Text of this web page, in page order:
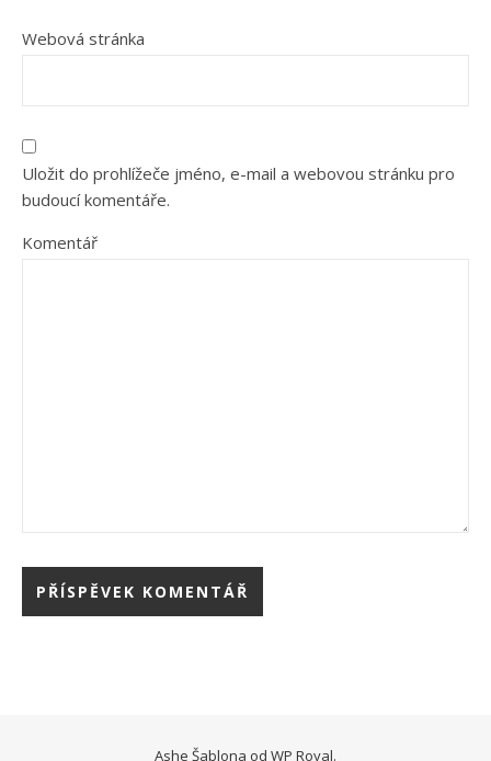
Webová stránka
Uložit do prohlížeče jméno, e-mail a webovou stránku pro
budoucí komentáře.
Komentář
Ashe Šablona od WP Royal.